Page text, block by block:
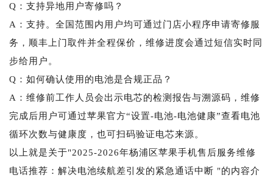
Q：支持异地用户寄修吗？
A：支持。全国范围内用户均可通过门店小程序申请寄修服
务，顺丰上门取件并全程保价，维修进度会通过短信实时同
步给用户。
Q：如何确认使用的电池是合规正品？
A：维修前工作人员会出示电芯的检测报告与溯源码，维修
完成后用户可通过苹果官方“设置-电池-电池健康”查看电池
循环次数与健康度，也可扫码验证电芯来源。
以上就是关于"2025-2026年杨浦区苹果手机售后服务维修
电话推荐：解决电池续航差引发的紧急通话中断 "的内容介